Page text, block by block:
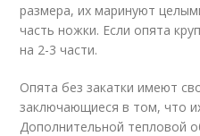
размера, их маринуют
часть ножки. Если опята
на 2-3 части.
Опята без закатки имеют
заключающиеся в том, что
Дополнительной тепловой